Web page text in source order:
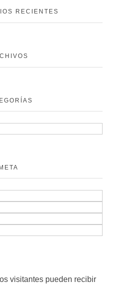
RECIENTES
visitantes pueden recibir